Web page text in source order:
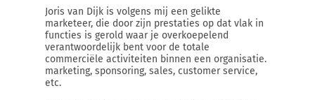
Joris van Dijk is volgens mij een gelikte
marketeer, die door zijn prestaties op dat vlak in
functies is gerold waar je overkoepelend
verantwoordelijk bent voor de totale
commerciële activiteiten binnen een organisatie.
marketing, sponsoring, sales, customer service,
etc.